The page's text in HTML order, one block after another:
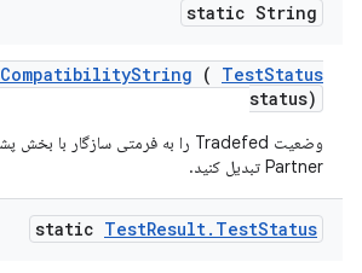
static String
CompatibilityString ( TestStatus
status)
Partner تبدیل کنید.
static TestResult. TestStatus